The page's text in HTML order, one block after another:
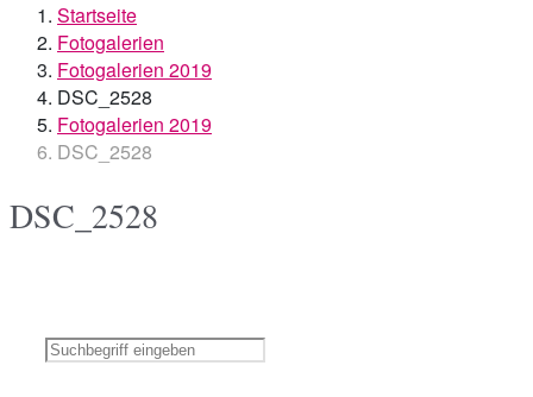
Startseite
Fotogalerien
Fotogalerien 2019
DSC_2528
Fotogalerien 2019
DSC_2528
DSC_2528